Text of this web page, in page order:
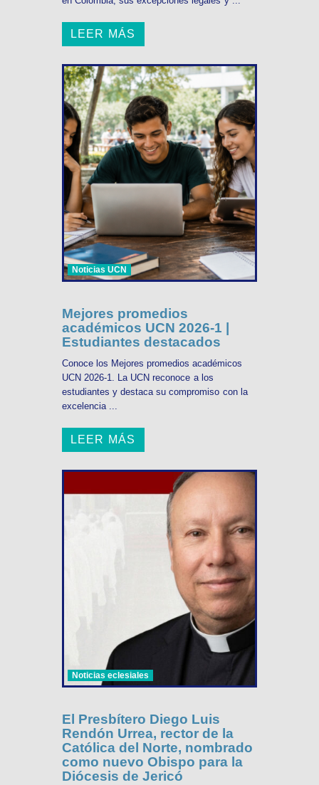
LEER MÁS
Noticias UCN
Mejores promedios
académicos UCN 2026-1 |
Estudiantes destacados
Conoce los Mejores promedios académicos
UCN 2026-1. La UCN reconoce a los
estudiantes y destaca su compromiso con la
excelencia ...
LEER MÁS
Noticias eclesiales
El Presbítero Diego Luis
Rendón Urrea, rector de la
Católica del Norte, nombrado
como nuevo Obispo para la
Diócesis de Jericó